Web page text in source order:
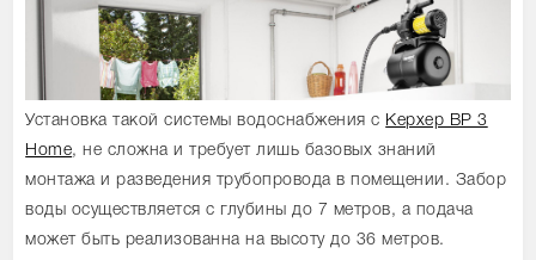
Установка такой системы водоснабжения с Керхер BP 3
Home, не сложна и требует лишь базовых знаний
монтажа и разведения трубопровода в помещении. Забор
воды осуществляется с глубины до 7 метров, а подача
может быть реализованна на высоту до 36 метров.